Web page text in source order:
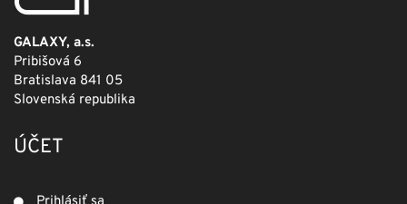
GALAXY, a.s.
Pribišová 6
Bratislava 841 05
Slovenská republika
ÚČET